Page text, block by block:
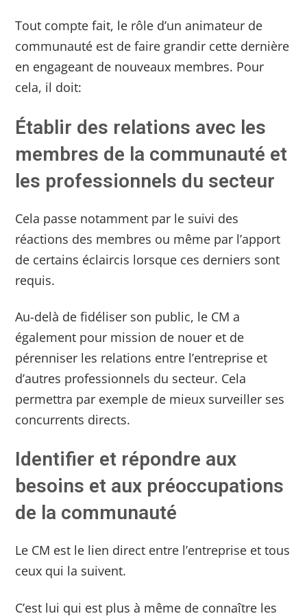
Tout compte fait, le rôle d’un animateur de
communauté est de faire grandir cette dernière
en engageant de nouveaux membres. Pour
cela, il doit:
Établir des relations avec les
membres de la communauté et
les professionnels du secteur
Cela passe notamment par le suivi des
réactions des membres ou même par l’apport
de certains éclaircis lorsque ces derniers sont
requis.
Au-delà de fidéliser son public, le CM a
également pour mission de nouer et de
pérenniser les relations entre l’entreprise et
d’autres professionnels du secteur. Cela
permettra par exemple de mieux surveiller ses
concurrents directs.
Identifier et répondre aux
besoins et aux préoccupations
de la communauté
Le CM est le lien direct entre l’entreprise et tous
ceux qui la suivent.
C’est lui qui est plus à même de connaître les